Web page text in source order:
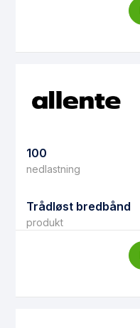
100
nedlastning
Trådløst bredbånd
produkt